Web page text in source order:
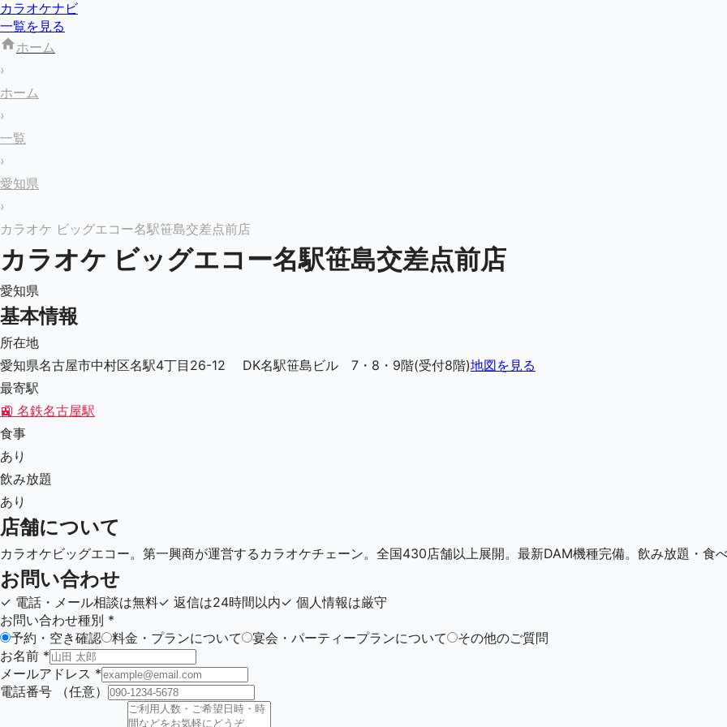
カラオケナビ
一覧を見る
ホーム
›
ホーム
›
一覧
›
愛知県
›
カラオケ ビッグエコー名駅笹島交差点前店
カラオケ ビッグエコー名駅笹島交差点前店
愛知県
基本情報
所在地
愛知県名古屋市中村区名駅4丁目26-12 DK名駅笹島ビル 7・8・9階(受付8階)地図を見る
最寄駅
🚉 名鉄名古屋駅
食事
あり
飲み放題
あり
店舗について
カラオケビッグエコー。第一興商が運営するカラオケチェーン。全国430店舗以上展開。最新DAM機種完備。飲み放題・食べ
お問い合わせ
✓ 電話・メール相談は無料✓ 返信は24時間以内✓ 個人情報は厳守
お問い合わせ種別 *
予約・空き確認
料金・プランについて 宴会・パーティープランについて
その他のご質問
お名前 *
メールアドレス *
電話番号
（任意）